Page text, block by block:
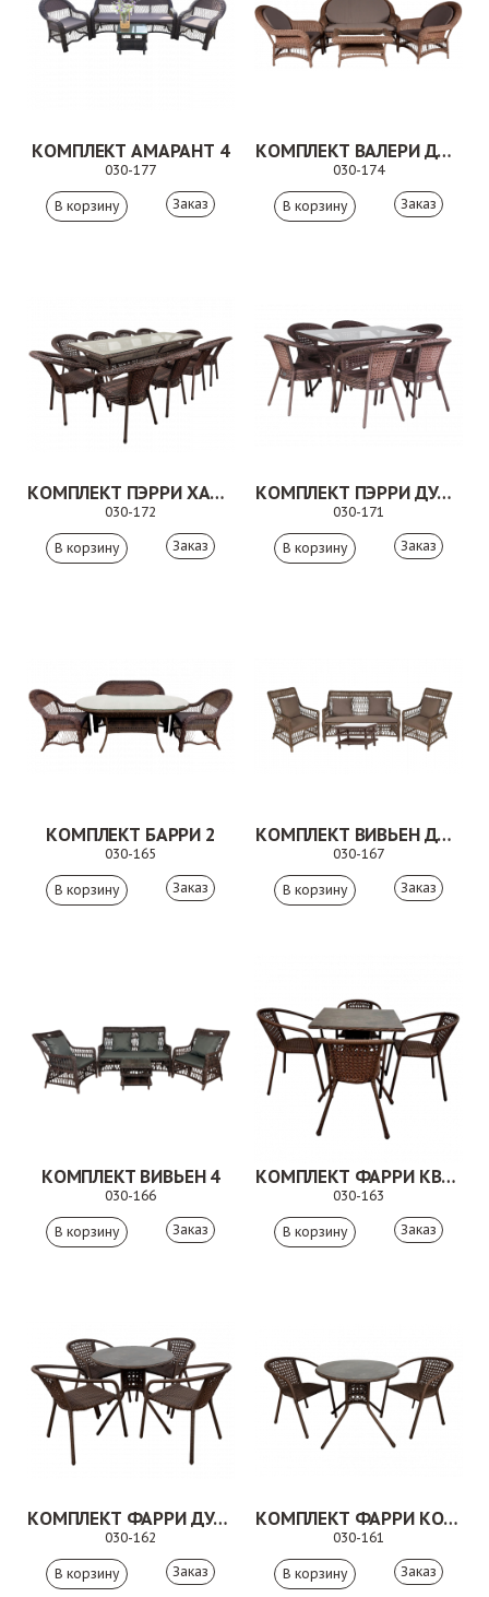
КОМПЛЕКТ АМАРАНТ 4
030-177
Заказ
КОМПЛЕКТ ВАЛЕРИ ДУО КОРИЧНЕВЫЙ
030-174
Заказ
КОМПЛЕКТ ПЭРРИ ХАЙ КОРИЧНЕВЫЙ
030-172
Заказ
КОМПЛЕКТ ПЭРРИ ДУО КОРИЧНЕВЫЙ
030-171
Заказ
КОМПЛЕКТ БАРРИ 2
030-165
Заказ
КОМПЛЕКТ ВИВЬЕН ДУО 2
030-167
Заказ
КОМПЛЕКТ ВИВЬЕН 4
030-166
Заказ
КОМПЛЕКТ ФАРРИ КВАДРО КОРИЧНЕВЫЙ
030-163
Заказ
КОМПЛЕКТ ФАРРИ ДУО КОРИЧНЕВЫЙ
030-162
Заказ
КОМПЛЕКТ ФАРРИ КОРИЧНЕВЫЙ
030-161
Заказ